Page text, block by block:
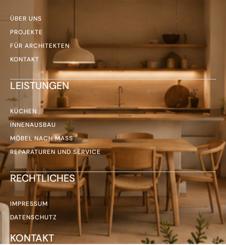
ÜBER UNS
PROJEKTE
FÜR ARCHITEKTEN
KONTAKT
LEISTUNGEN
KÜCHEN
INNENAUSBAU
MÖBEL NACH MASS
REPARATUREN UND SERVICE
RECHTLICHES
IMPRESSUM
DATENSCHUTZ
KONTAKT